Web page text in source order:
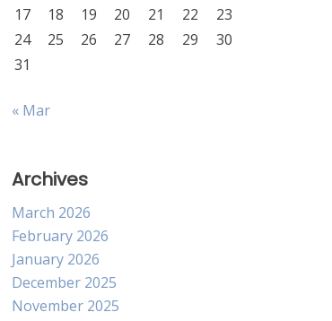
17
18 19 20 21 22
23
24
25 26 27 28 29
30
31
« Mar
Archives
March 2026
February 2026
January 2026
December 2025
November 2025